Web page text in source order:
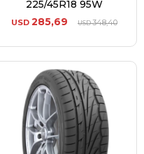
225/45R18 95W
USD 285,69 USD348,40